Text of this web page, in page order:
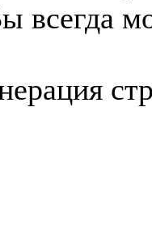
всегда